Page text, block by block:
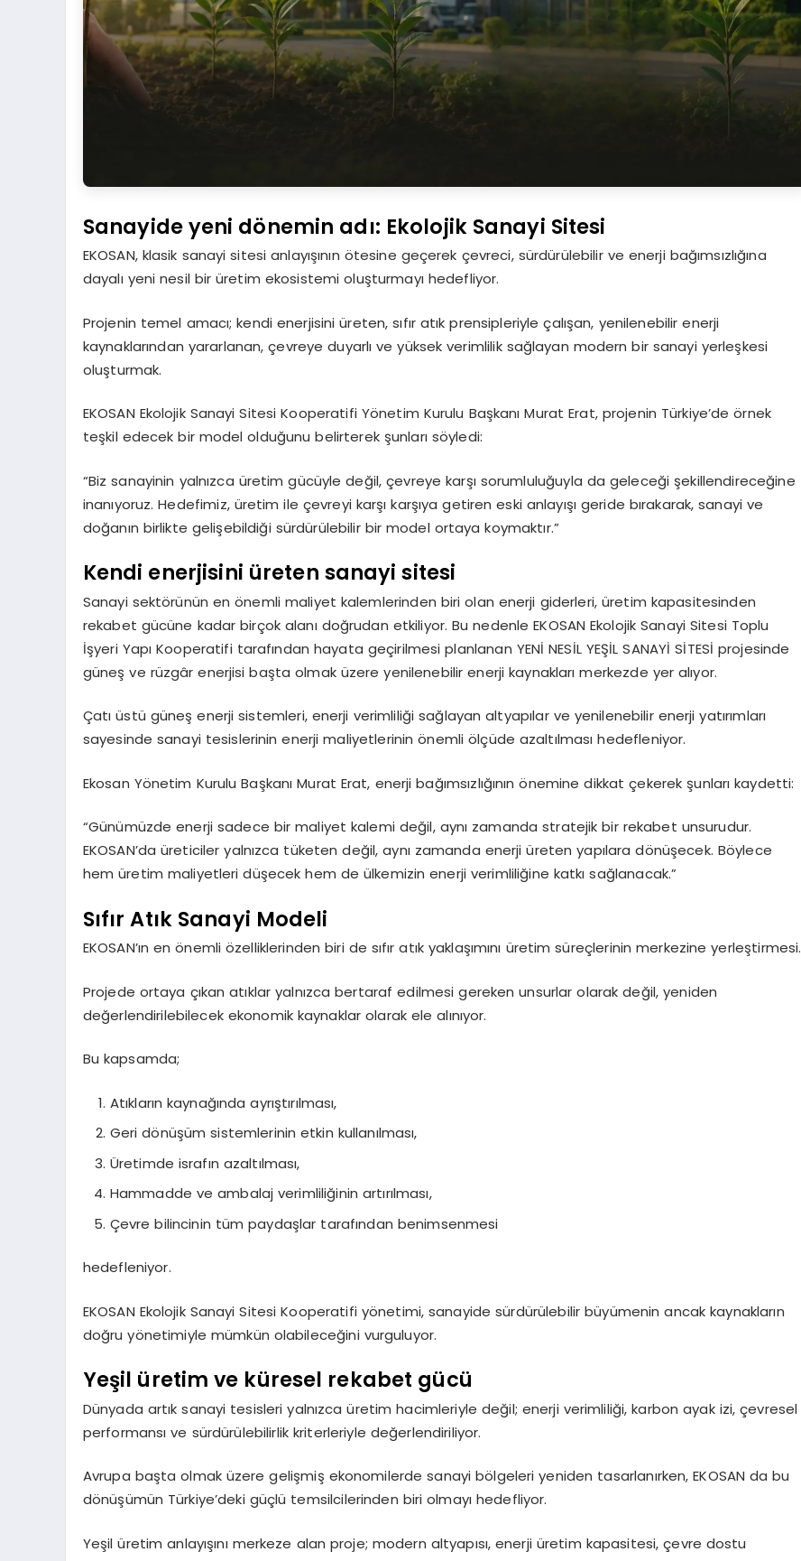
Sanayide yeni dönemin adı: Ekolojik Sanayi Sitesi
EKOSAN, klasik sanayi sitesi anlayışının ötesine geçerek çevreci, sürdürülebilir ve enerji bağımsızlığına
dayalı yeni nesil bir üretim ekosistemi oluşturmayı hedefliyor.
Projenin temel amacı; kendi enerjisini üreten, sıfır atık prensipleriyle çalışan, yenilenebilir enerji
kaynaklarından yararlanan, çevreye duyarlı ve yüksek verimlilik sağlayan modern bir sanayi yerleşkesi
oluşturmak.
EKOSAN Ekolojik Sanayi Sitesi Kooperatifi Yönetim Kurulu Başkanı Murat Erat, projenin Türkiye’de örnek
teşkil edecek bir model olduğunu belirterek şunları söyledi:
“Biz sanayinin yalnızca üretim gücüyle değil, çevreye karşı sorumluluğuyla da geleceği şekillendireceğine
inanıyoruz. Hedefimiz, üretim ile çevreyi karşı karşıya getiren eski anlayışı geride bırakarak, sanayi ve
doğanın birlikte gelişebildiği sürdürülebilir bir model ortaya koymaktır.”
Kendi enerjisini üreten sanayi sitesi
Sanayi sektörünün en önemli maliyet kalemlerinden biri olan enerji giderleri, üretim kapasitesinden
rekabet gücüne kadar birçok alanı doğrudan etkiliyor. Bu nedenle EKOSAN Ekolojik Sanayi Sitesi Toplu
İşyeri Yapı Kooperatifi tarafından hayata geçirilmesi planlanan YENİ NESİL YEŞİL SANAYİ SİTESİ projesinde
güneş ve rüzgâr enerjisi başta olmak üzere yenilenebilir enerji kaynakları merkezde yer alıyor.
Çatı üstü güneş enerji sistemleri, enerji verimliliği sağlayan altyapılar ve yenilenebilir enerji yatırımları
sayesinde sanayi tesislerinin enerji maliyetlerinin önemli ölçüde azaltılması hedefleniyor.
Ekosan Yönetim Kurulu Başkanı Murat Erat, enerji bağımsızlığının önemine dikkat çekerek şunları kaydetti:
“Günümüzde enerji sadece bir maliyet kalemi değil, aynı zamanda stratejik bir rekabet unsurudur.
EKOSAN’da üreticiler yalnızca tüketen değil, aynı zamanda enerji üreten yapılara dönüşecek. Böylece
hem üretim maliyetleri düşecek hem de ülkemizin enerji verimliliğine katkı sağlanacak.”
Sıfır Atık Sanayi Modeli
EKOSAN’ın en önemli özelliklerinden biri de sıfır atık yaklaşımını üretim süreçlerinin merkezine yerleştirmesi.
Projede ortaya çıkan atıklar yalnızca bertaraf edilmesi gereken unsurlar olarak değil, yeniden
değerlendirilebilecek ekonomik kaynaklar olarak ele alınıyor.
Bu kapsamda;
Atıkların kaynağında ayrıştırılması,
Geri dönüşüm sistemlerinin etkin kullanılması,
Üretimde israfın azaltılması,
Hammadde ve ambalaj verimliliğinin artırılması,
Çevre bilincinin tüm paydaşlar tarafından benimsenmesi
hedefleniyor.
EKOSAN Ekolojik Sanayi Sitesi Kooperatifi yönetimi, sanayide sürdürülebilir büyümenin ancak kaynakların
doğru yönetimiyle mümkün olabileceğini vurguluyor.
Yeşil üretim ve küresel rekabet gücü
Dünyada artık sanayi tesisleri yalnızca üretim hacimleriyle değil; enerji verimliliği, karbon ayak izi, çevresel
performansı ve sürdürülebilirlik kriterleriyle değerlendiriliyor.
Avrupa başta olmak üzere gelişmiş ekonomilerde sanayi bölgeleri yeniden tasarlanırken, EKOSAN da bu
dönüşümün Türkiye’deki güçlü temsilcilerinden biri olmayı hedefliyor.
Yeşil üretim anlayışını merkeze alan proje; modern altyapısı, enerji üretim kapasitesi, çevre dostu